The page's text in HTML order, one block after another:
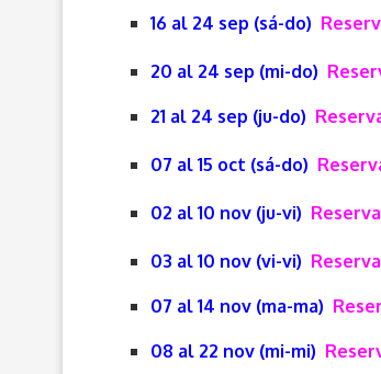
16 al 24 sep (sá-do)
20 al 24 sep (mi-do)
21 al 24 sep (ju-do)
07 al 15 oct (sá-do)
02 al 10 nov (ju-vi)
03 al 10 nov (vi-vi)
07 al 14 nov (ma-ma)
08 al 22 nov (mi-mi)